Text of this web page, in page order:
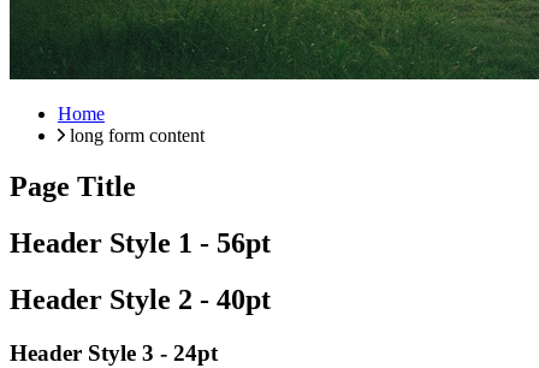
Home
long form content
Page Title
Header Style 1 - 56pt
Header Style 2 - 40pt
Header Style 3 - 24pt